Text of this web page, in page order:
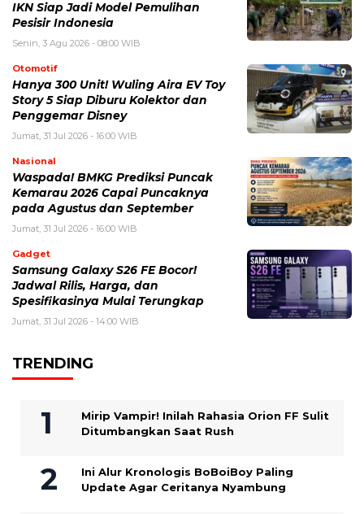
IKN Siap Jadi Model Pemulihan
Pesisir Indonesia
Senin, 3 Agu 2026 - 08:00 WIB
Otomotif
Hanya 300 Unit! Wuling Aira EV Toy
Story 5 Siap Diburu Kolektor dan
Penggemar Disney
Jumat, 31 Jul 2026 - 16:00 WIB
Nasional
Waspada! BMKG Prediksi Puncak
Kemarau 2026 Capai Puncaknya
pada Agustus dan September
Jumat, 31 Jul 2026 - 16:00 WIB
Gadget
Samsung Galaxy S26 FE Bocor!
Jadwal Rilis, Harga, dan
Spesifikasinya Mulai Terungkap
Jumat, 31 Jul 2026 - 14:00 WIB
TRENDING
Mirip Vampir! Inilah Rahasia Orion FF Sulit
Ditumbangkan Saat Rush
Ini Alur Kronologis BoBoiBoy Paling
Update Agar Ceritanya Nyambung